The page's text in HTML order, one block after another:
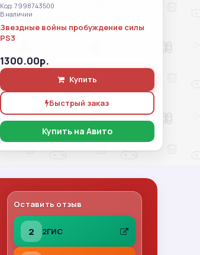
Код: 7998743500
В наличии
Звездные войны пробуждение силы
PS3
1300.00р.
Купить
Быстрый заказ
Купить на Авито
Владимир Леонов
★ ★ ★ ★ ★
Оставить отзыв
2 2ГИС